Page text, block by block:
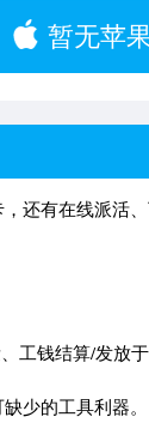
暂无苹
还有在线派活
工钱结算/发放于
少的工具利器。